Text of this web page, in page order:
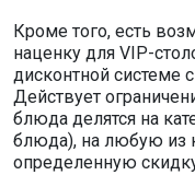
Кроме того, есть
наценку для VIP-
дисконтной системе
Действует
блюда делятся на
блюда), на любую из
определенную